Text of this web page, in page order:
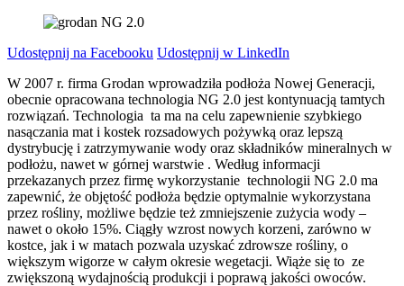
Udostępnij na Facebooku Udostępnij w LinkedIn
W 2007 r. firma Grodan wprowadziła podłoża Nowej Generacji,
obecnie opracowana technologia NG 2.0 jest kontynuacją tamtych
rozwiązań. Technologia ta ma na celu zapewnienie szybkiego
nasączania mat i kostek rozsadowych pożywką oraz lepszą
dystrybucję i zatrzymywanie wody oraz składników mineralnych w
podłożu, nawet w górnej warstwie . Według informacji
przekazanych przez firmę wykorzystanie technologii NG 2.0 ma
zapewnić, że objętość podłoża będzie optymalnie wykorzystana
przez rośliny, możliwe będzie też zmniejszenie zużycia wody –
nawet o około 15%. Ciągły wzrost nowych korzeni, zarówno w
kostce, jak i w matach pozwala uzyskać zdrowsze rośliny, o
większym wigorze w całym okresie wegetacji. Wiąże się to ze
zwiększoną wydajnością produkcji i poprawą jakości owoców.